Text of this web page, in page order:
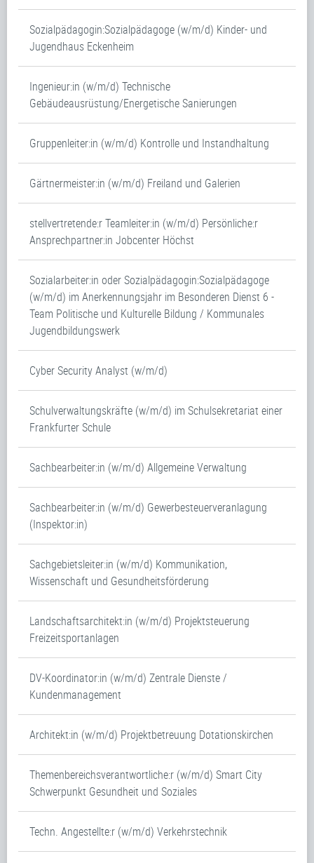
Sozialpädagogin:Sozialpädagoge (w/m/d) Kinder- und
Jugendhaus Eckenheim
Ingenieur:in (w/m/d) Technische
Gebäudeausrüstung/Energetische Sanierungen
Gruppenleiter:in (w/m/d) Kontrolle und Instandhaltung
Gärtnermeister:in (w/m/d) Freiland und Galerien
stellvertretende:r Teamleiter:in (w/m/d) Persönliche:r
Ansprechpartner:in Jobcenter Höchst
Sozialarbeiter:in oder Sozialpädagogin:Sozialpädagoge
(w/m/d) im Anerkennungsjahr im Besonderen Dienst 6 -
Team Politische und Kulturelle Bildung / Kommunales
Jugendbildungswerk
Cyber Security Analyst (w/m/d)
Schulverwaltungskräfte (w/m/d) im Schulsekretariat einer
Frankfurter Schule
Sachbearbeiter:in (w/m/d) Allgemeine Verwaltung
Sachbearbeiter:in (w/m/d) Gewerbesteuerveranlagung
(Inspektor:in)
Sachgebietsleiter:in (w/m/d) Kommunikation,
Wissenschaft und Gesundheitsförderung
Landschaftsarchitekt:in (w/m/d) Projektsteuerung
Freizeitsportanlagen
DV-Koordinator:in (w/m/d) Zentrale Dienste /
Kundenmanagement
Architekt:in (w/m/d) Projektbetreuung Dotationskirchen
Themenbereichsverantwortliche:r (w/m/d) Smart City
Schwerpunkt Gesundheit und Soziales
Techn. Angestellte:r (w/m/d) Verkehrstechnik